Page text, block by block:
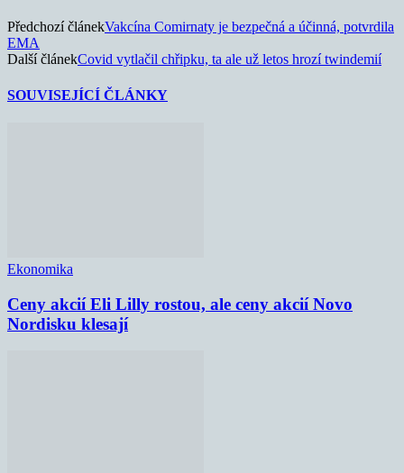
Předchozí článekVakcína Comirnaty je bezpečná a účinná, potvrdila
EMA
Další článekCovid vytlačil chřipku, ta ale už letos hrozí twindemií
SOUVISEJÍCÍ ČLÁNKY
Ekonomika
Ceny akcií Eli Lilly rostou, ale ceny akcií Novo
Nordisku klesají